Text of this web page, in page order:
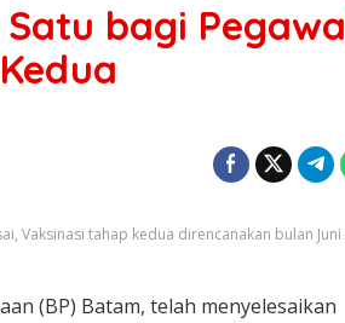
bagi
Vaksinasi tahap kedua direncanakan bulan Juni
(BP) Batam, telah menyelesaikan